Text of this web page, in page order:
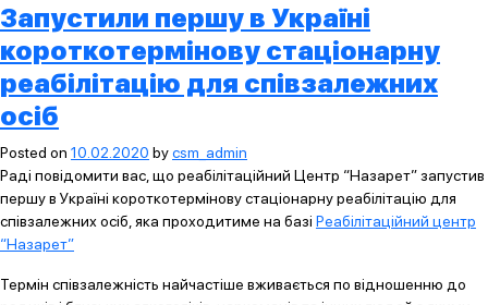
Запустили першу в Україні
короткотермінову стаціонарну
реабілітацію для співзалежних
осіб
Posted on 10.02.2020 bycsm_admin
Раді повідомити вас, що реабілітаційний Центр “Назарет” запустив
першу в Україні короткотермінову стаціонарну реабілітацію для
співзалежних осіб, яка проходитиме на базі Реабілітаційний центр
“Назарет”
Термін співзалежність найчастіше вживається по відношенню до